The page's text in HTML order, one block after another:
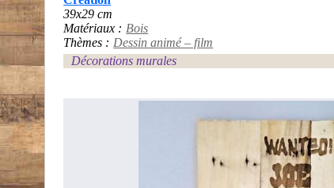
39x29 cm
Matériaux : Bois
Thèmes : Dessin animé – film
Décorations murales